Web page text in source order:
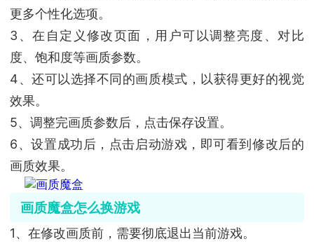
更多个性化选项。
3、在自定义修改页面，用户可以调整亮度、对比
度、饱和度等画质参数。
4、还可以选择不同的画质模式，以获得更好的视觉
效果。
5、调整完画质参数后，点击保存设置。
6、设置成功后，点击启动游戏，即可看到修改后的
画质效果。
画质魔盒怎么换游戏
1、在修改画质前，需要彻底退出当前游戏。